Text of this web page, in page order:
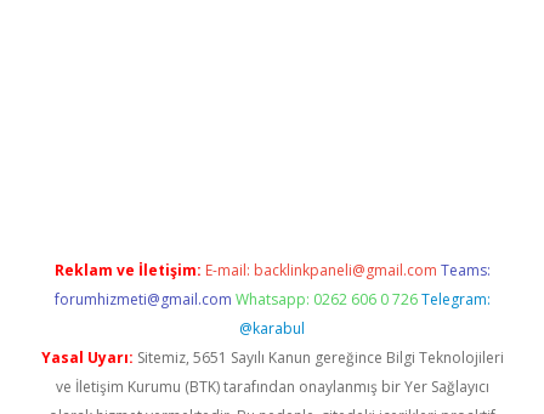
Reklam ve İletişim: E-mail: backlinkpaneli@gmail.com Teams:
forumhizmeti@gmail.com Whatsapp: 0262 606 0 726 Telegram:
@karabul
Yasal Uyarı: Sitemiz, 5651 Sayılı Kanun gereğince Bilgi Teknolojileri
ve İletişim Kurumu (BTK) tarafından onaylanmış bir Yer Sağlayıcı